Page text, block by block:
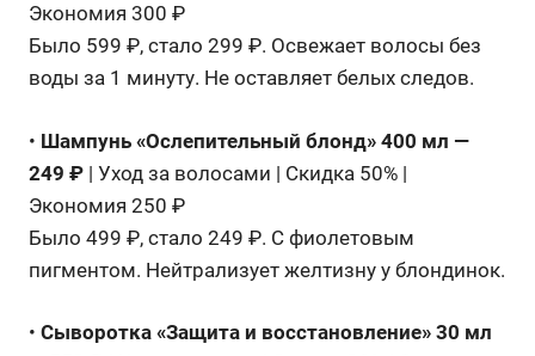
Экономия 300 ₽
Было 599 ₽, стало 299 ₽. Освежает волосы без
воды за 1 минуту. Не оставляет белых следов.
• Шампунь «Ослепительный блонд» 400 мл —
249 ₽ | Уход за волосами | Скидка 50% |
Экономия 250 ₽
Было 499 ₽, стало 249 ₽. С фиолетовым
пигментом. Нейтрализует желтизну у блондинок.
• Сыворотка «Защита и восстановление» 30 мл